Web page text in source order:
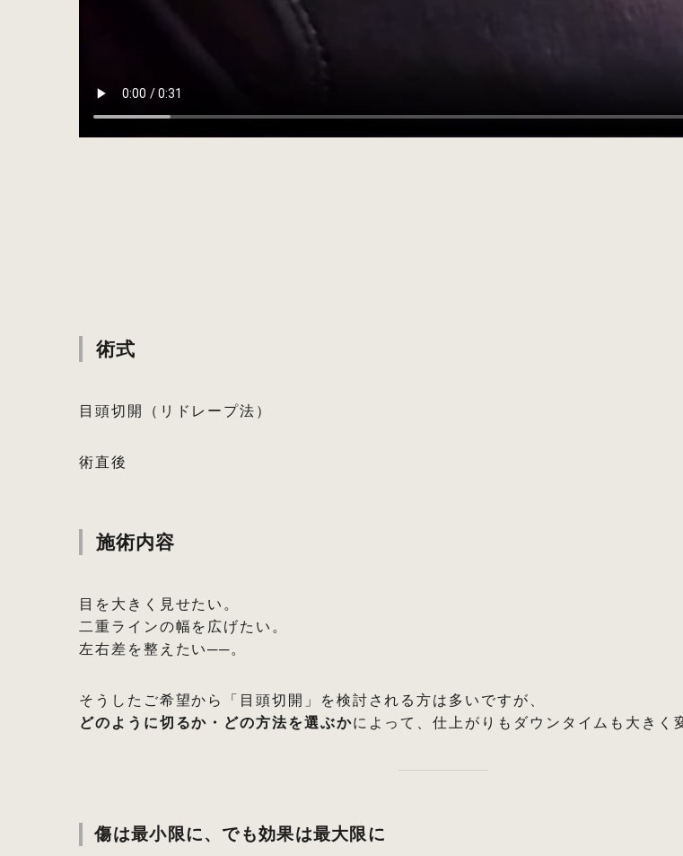
術式
目頭切開（リドレープ法）
術直後
施術内容
目を大きく見せたい。
二重ラインの幅を広げたい。
左右差を整えたい──。
そうしたご希望から「目頭切開」を検討される方は多いですが、
どのように切るか・どの方法を選ぶかによって、仕上がりもダウンタイムも大きく
傷は最小限に、でも効果は最大限に